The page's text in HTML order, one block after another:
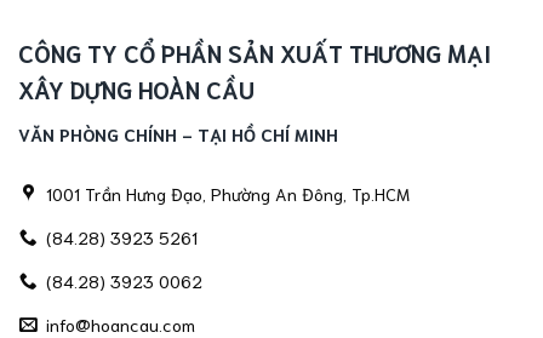
CÔNG TY CỔ PHẦN SẢN XUẤT THƯƠNG MẠI
XÂY DỰNG HOÀN CẦU
VĂN PHÒNG CHÍNH - TẠI HỒ CHÍ MINH
1001 Trần Hưng Đạo, Phường An Đông, Tp.HCM
(84.28) 3923 5261
(84.28) 3923 0062
info@hoancau.com